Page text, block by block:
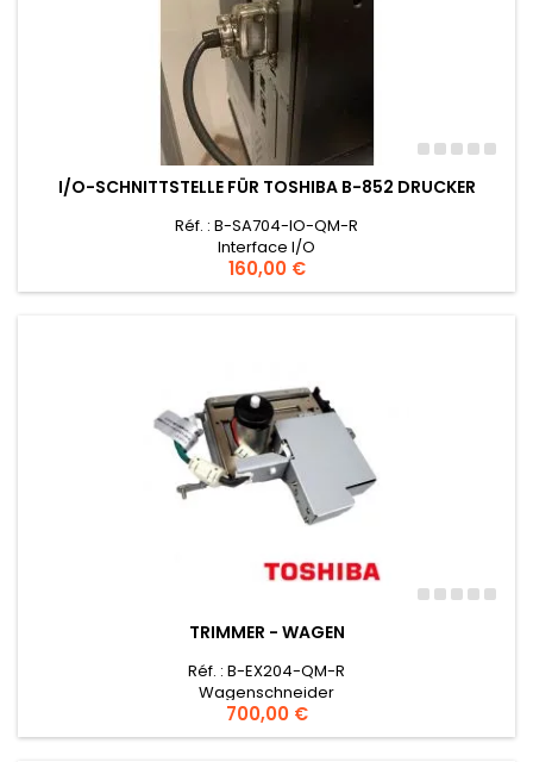
I/O-SCHNITTSTELLE FÜR TOSHIBA B-852 DRUCKER
Réf. : B-SA704-IO-QM-R
Interface I/O
Preis
160,00 €
TRIMMER - WAGEN
Réf. : B-EX204-QM-R
Wagenschneider
Preis
700,00 €